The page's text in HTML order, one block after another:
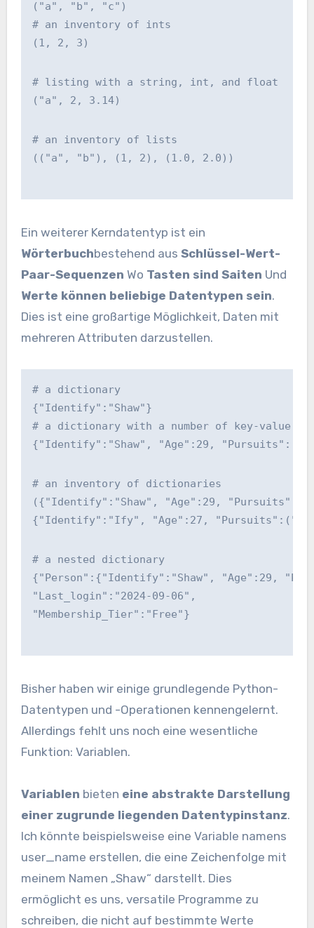
("a", "b", "c")
# an inventory of ints
(1, 2, 3)
# listing with a string, int, and float
("a", 2, 3.14)
# an inventory of lists
(("a", "b"), (1, 2), (1.0, 2.0))
Ein weiterer Kerndatentyp ist ein
Wörterbuchbestehend aus Schlüssel-Wert-
Paar-Sequenzen Wo Tasten sind Saiten Und
Werte können beliebige Datentypen sein.
Dies ist eine großartige Möglichkeit, Daten mit
mehreren Attributen darzustellen.
# a dictionary
{"Identify":"Shaw"}
# a dictionary with a number of key-value
{"Identify":"Shaw", "Age":29,
# an inventory of dictionaries
({"Identify":"Shaw", "Age":29,
{"Identify":"Ify", "Age":27,
# a nested dictionary
{"Person":{"Identify":"Shaw", "Age":29,
"Last_login":"2024-09-06",
"Membership_Tier":"Free"}
Bisher haben wir einige grundlegende Python-
Datentypen und -Operationen kennengelernt.
Allerdings fehlt uns noch eine wesentliche
Funktion: Variablen.
Variablen bieten eine abstrakte Darstellung
einer zugrunde liegenden Datentypinstanz.
Ich könnte beispielsweise eine Variable namens
user_name erstellen, die eine Zeichenfolge mit
meinem Namen „Shaw“ darstellt. Dies
ermöglicht es uns, versatile Programme zu
schreiben, die nicht auf bestimmte Werte